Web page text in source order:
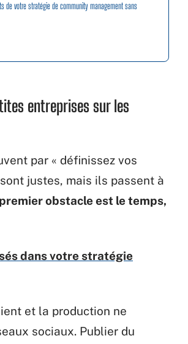
de votre stratégie de community management sans
entreprises sur les
par « définissez vos
justes, mais ils passent à
obstacle est le temps,
dans votre stratégie
et la production ne
sociaux. Publier du